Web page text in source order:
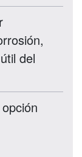
del